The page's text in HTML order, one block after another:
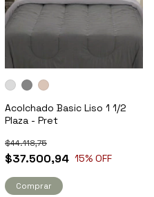
Acolchado Basic Liso 1 1/2
Plaza - Pret
$37.500,94
$44.118,75
15% OFF
Comprar